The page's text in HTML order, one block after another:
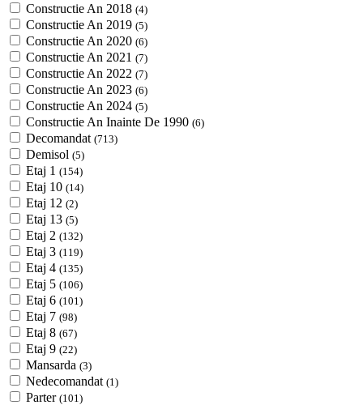
Constructie An 2018 (4)
Constructie An 2019 (5)
Constructie An 2020 (6)
Constructie An 2021 (7)
Constructie An 2022 (7)
Constructie An 2023 (6)
Constructie An 2024 (5)
Constructie An Inainte De 1990 (6)
Decomandat (713)
Demisol (5)
Etaj 1 (154)
Etaj 10 (14)
Etaj 12 (2)
Etaj 13 (5)
Etaj 2 (132)
Etaj 3 (119)
Etaj 4 (135)
Etaj 5 (106)
Etaj 6 (101)
Etaj 7 (98)
Etaj 8 (67)
Etaj 9 (22)
Mansarda (3)
Nedecomandat (1)
Parter (101)